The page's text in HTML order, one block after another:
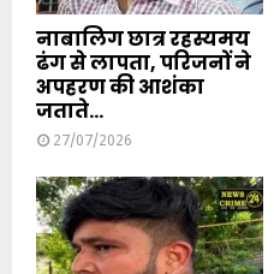
नाबालिग छात्र रहस्यमय
ढंग से लापता, परिजनों ने
अपहरण की आशंका
जताते...
27/07/2026